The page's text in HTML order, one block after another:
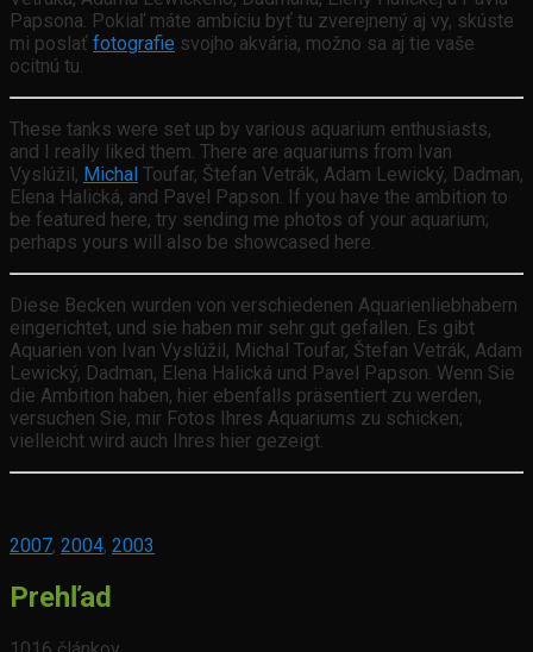
Papsona. Pokiaľ máte ambíciu byť tu zverejnený aj vy, skúste
mi poslať fotografie svojho akvária, možno sa aj tie vaše
ocitnú tu.
These tanks were set up by various aquarium enthusiasts,
and I really liked them. There are aquariums from Ivan
Vyslúžil, Michal Toufar, Štefan Vetrák, Adam Lewický, Dadman,
Elena Halická, and Pavel Papson. If you have the ambition to
be featured here, try sending me photos of your aquarium;
perhaps yours will also be showcased here.
Diese Becken wurden von verschiedenen Aquarienliebhabern
eingerichtet, und sie haben mir sehr gut gefallen. Es gibt
Aquarien von Ivan Vyslúžil, Michal Toufar, Štefan Vetrák, Adam
Lewický, Dadman, Elena Halická und Pavel Papson. Wenn Sie
die Ambition haben, hier ebenfalls präsentiert zu werden,
versuchen Sie, mir Fotos Ihres Aquariums zu schicken;
vielleicht wird auch Ihres hier gezeigt.
2007, 2004, 2003
Prehľad